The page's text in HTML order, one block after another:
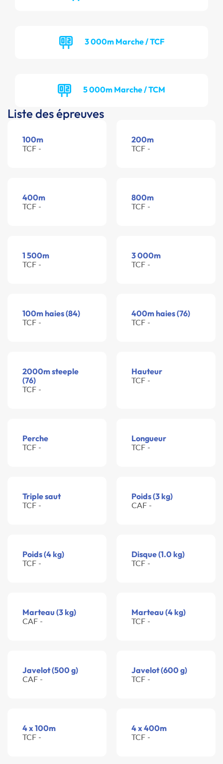
3 000m Marche / TCF
5 000m Marche / TCM
Liste des épreuves
100m
TCF -
200m
TCF -
400m
TCF -
800m
TCF -
1 500m
TCF -
3 000m
TCF -
100m haies (84)
TCF -
400m haies (76)
TCF -
2000m steeple
(76)
TCF -
Hauteur
TCF -
Perche
TCF -
Longueur
TCF -
Triple saut
TCF -
Poids (3 kg)
CAF -
Poids (4 kg)
TCF -
Disque (1.0 kg)
TCF -
Marteau (3 kg)
CAF -
Marteau (4 kg)
TCF -
Javelot (500 g)
CAF -
Javelot (600 g)
TCF -
4 x 100m
TCF -
4 x 400m
TCF -